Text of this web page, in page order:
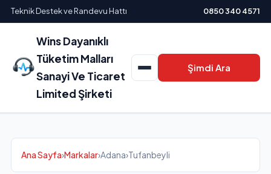
Teknik Destek ve Randevu Hattı 0850 340 4571
Wins Dayanıklı
Tüketim Malları
Sanayi Ve Ticaret
Limited Şirketi
Şimdi Ara
Ana Sayfa›Markalar›Adana›Tufanbeyli